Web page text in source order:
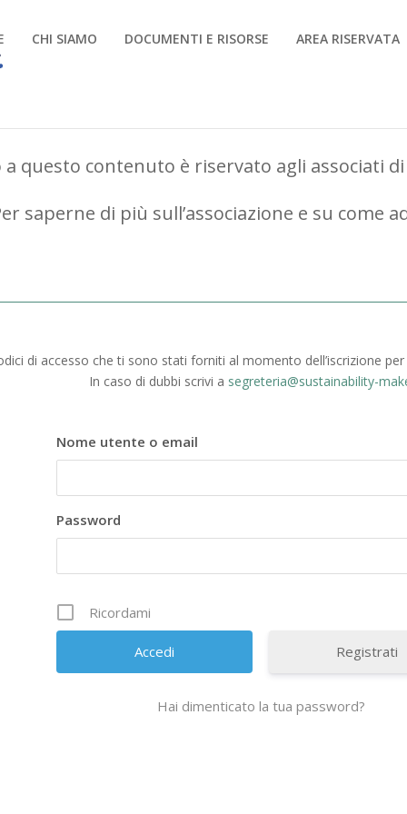
CHI SIAMO DOCUMENTI E RISORSE AREA RISERVATA
a questo contenuto è riservato agli associati
saperne di più sull’associazione e su come
di accesso che ti sono stati forniti al momento dell’iscrizione
In caso di dubbi scrivi a segreteria@sustainability-
Nome utente o email
Password
Ricordami
Registrati
Hai dimenticato la tua password?